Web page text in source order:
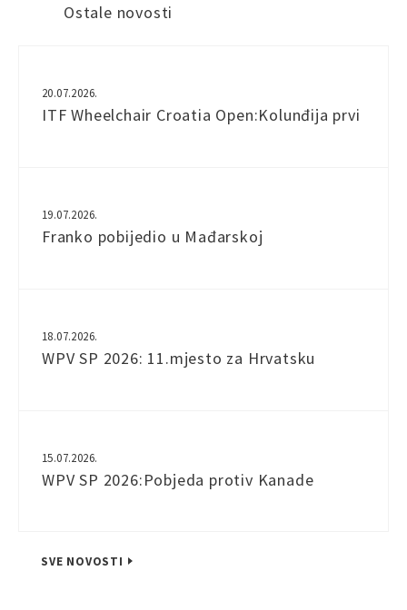
Ostale novosti
20.07.2026.
ITF Wheelchair Croatia Open:Kolunđija prvi
19.07.2026.
Franko pobijedio u Mađarskoj
18.07.2026.
WPV SP 2026: 11.mjesto za Hrvatsku
15.07.2026.
WPV SP 2026:Pobjeda protiv Kanade
SVE NOVOSTI